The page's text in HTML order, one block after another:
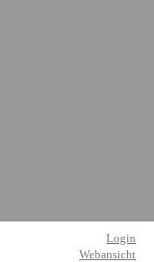
Login
Webansicht